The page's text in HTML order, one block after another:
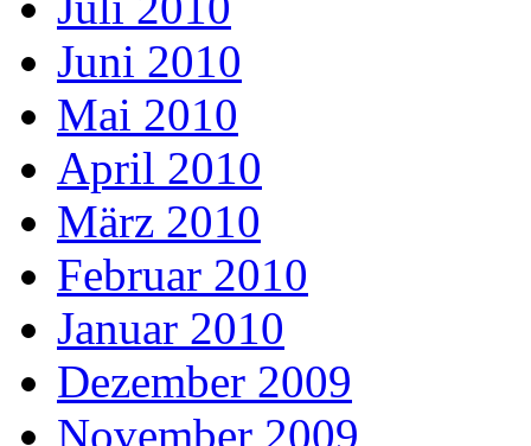
Juni 2010
Mai 2010
April 2010
März 2010
Februar 2010
Januar 2010
Dezember 2009
November 2009